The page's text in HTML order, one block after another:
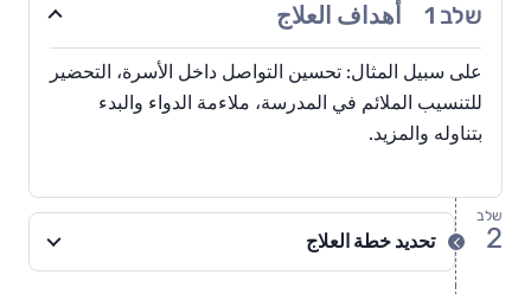
שלב 1 أهداف العلاج
على سبيل المثال: تحسين التواصل داخل الأسرة، التحضير
للتنسيب الملائم في المدرسة، ملاءمة الدواء والبدء
بتناوله والمزيد.
שלב
2 تحديد خطة العلاج